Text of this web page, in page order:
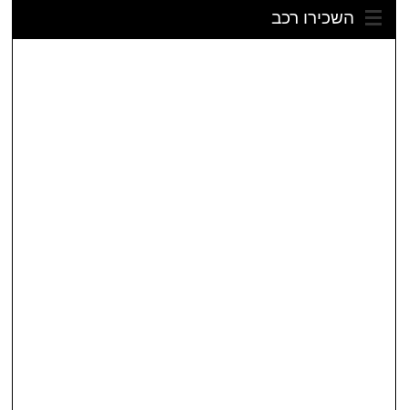
השכירו רכב